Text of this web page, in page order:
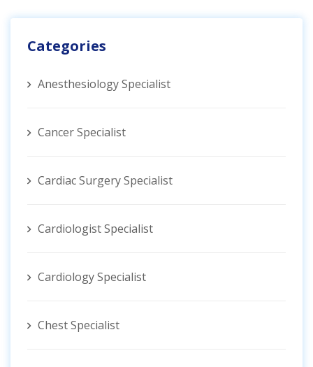
Categories
Anesthesiology Specialist
Cancer Specialist
Cardiac Surgery Specialist
Cardiologist Specialist
Cardiology Specialist
Chest Specialist